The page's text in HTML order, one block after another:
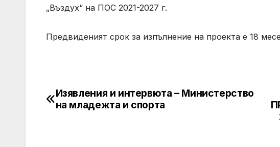
„Въздух“ на ПОС 2021-2027 г.
Предвиденият срок за изпълнение на проекта е 18
Post
Изявления и интервюта – Министерство
на младежта и спорта